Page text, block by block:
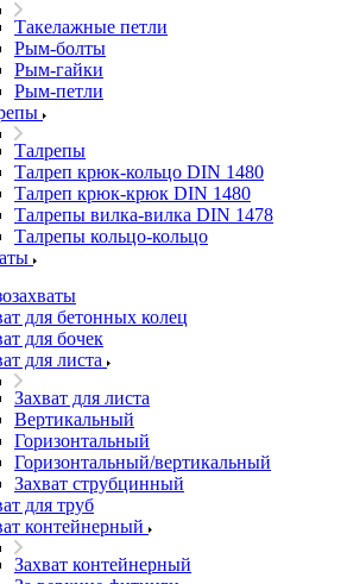
Такелажные петли
Рым-болты
Рым-гайки
Рым-петли
Талрепы
Талреп крюк-кольцо DIN 1480
Талреп крюк-крюк DIN 1480
Талрепы вилка-вилка DIN 1478
Талрепы кольцо-кольцо
для бетонных колец
для бочек
для листа
Захват для листа
Вертикальный
Горизонтальный
Горизонтальный/вертикальный
Захват струбцинный
для труб
контейнерный
Захват контейнерный